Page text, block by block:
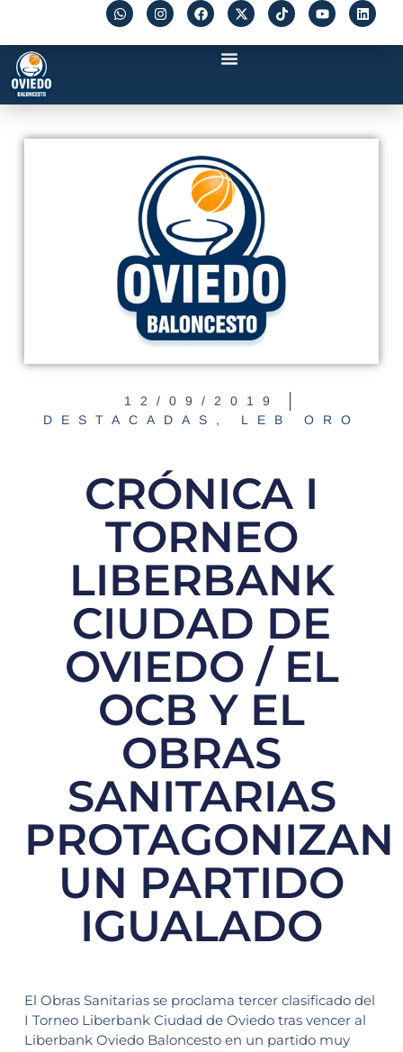
12/09/2019
DESTACADAS , LEB ORO
CRÓNICA I
TORNEO
LIBERBANK
CIUDAD DE
OVIEDO / EL
OCB Y EL
OBRAS
SANITARIAS
PROTAGONIZAN
UN PARTIDO
IGUALADO
El Obras Sanitarias se proclama tercer clasificado del
I Torneo Liberbank Ciudad de Oviedo tras vencer al
Liberbank Oviedo Baloncesto en un partido muy